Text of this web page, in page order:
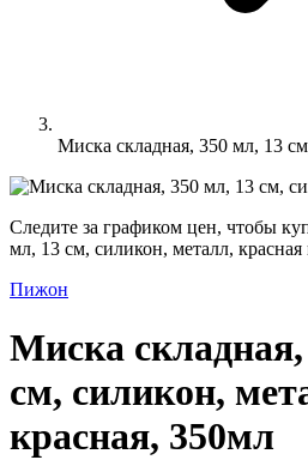
Миска складная, 350 мл, 13
Следите за графиком цен, чтобы
мл, 13 см, силикон, металл,
Пижон
Миска
см, силикон,
красная, 350мл